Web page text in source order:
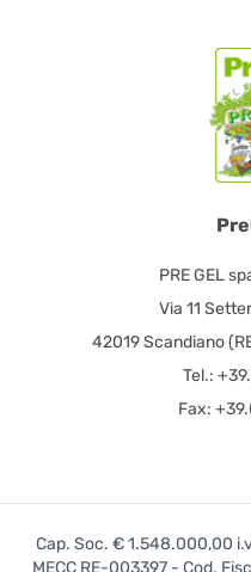
PRE GEL
Via 11
42019 Scandiano
Tel.:
Fax:
Cap. Soc. € 1.548.000,00
MECC RE-003397 - Cod.